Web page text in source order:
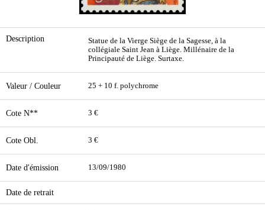
Description
Statue de la Vierge Siège de la Sagesse, à la
collégiale Saint Jean à Liège. Millénaire de la
Principauté de Liège. Surtaxe.
Valeur / Couleur 25 + 10 f. polychrome
Cote N** 3 €
Cote Obl. 3 €
Date d'émission 13/09/1980
Date de retrait